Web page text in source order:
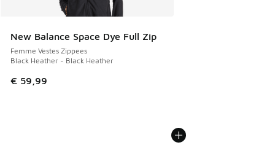
New Balance Space Dye Full Zip
Femme Vestes Zippees
Black Heather - Black Heather
€ 59,99